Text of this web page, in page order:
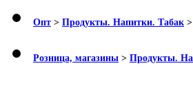
Опт > Продукты. Напитки. Табак >
Розница, магазины > Продукты.